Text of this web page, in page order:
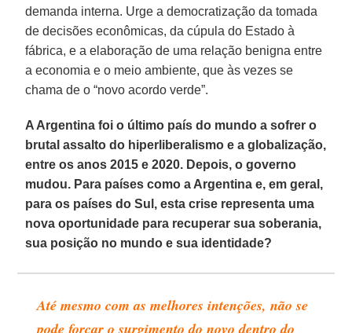
demanda interna. Urge a democratização da tomada
de decisões econômicas, da cúpula do Estado à
fábrica, e a elaboração de uma relação benigna entre
a economia e o meio ambiente, que às vezes se
chama de o “novo acordo verde”.
A Argentina foi o último país do mundo a sofrer o
brutal assalto do hiperliberalismo e a globalização,
entre os anos 2015 e 2020. Depois, o governo
mudou. Para países como a Argentina e, em geral,
para os países do Sul, esta crise representa uma
nova oportunidade para recuperar sua soberania,
sua posição no mundo e sua identidade?
Até mesmo com as melhores intenções, não se
pode forçar o surgimento do novo dentro do